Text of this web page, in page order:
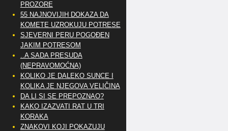
PROZORE
55 NAJNOVIJIH DOKAZA DA
KOMETE UZROKUJU POTRESE
SJEVERNI PERU POGOĐEN
JAKIM POTRESOM
..A SADA PRESUDA
(NEPRAVOMOĆNA)
KOLIKO JE DALEKO SUNCE I
KOLIKA JE NJEGOVA VELIČINA
DA LI SI SE PREPOZNAO?
KAKO IZAZVATI RAT U TRI
KORAKA
ZNAKOVI KOJI POKAZUJU